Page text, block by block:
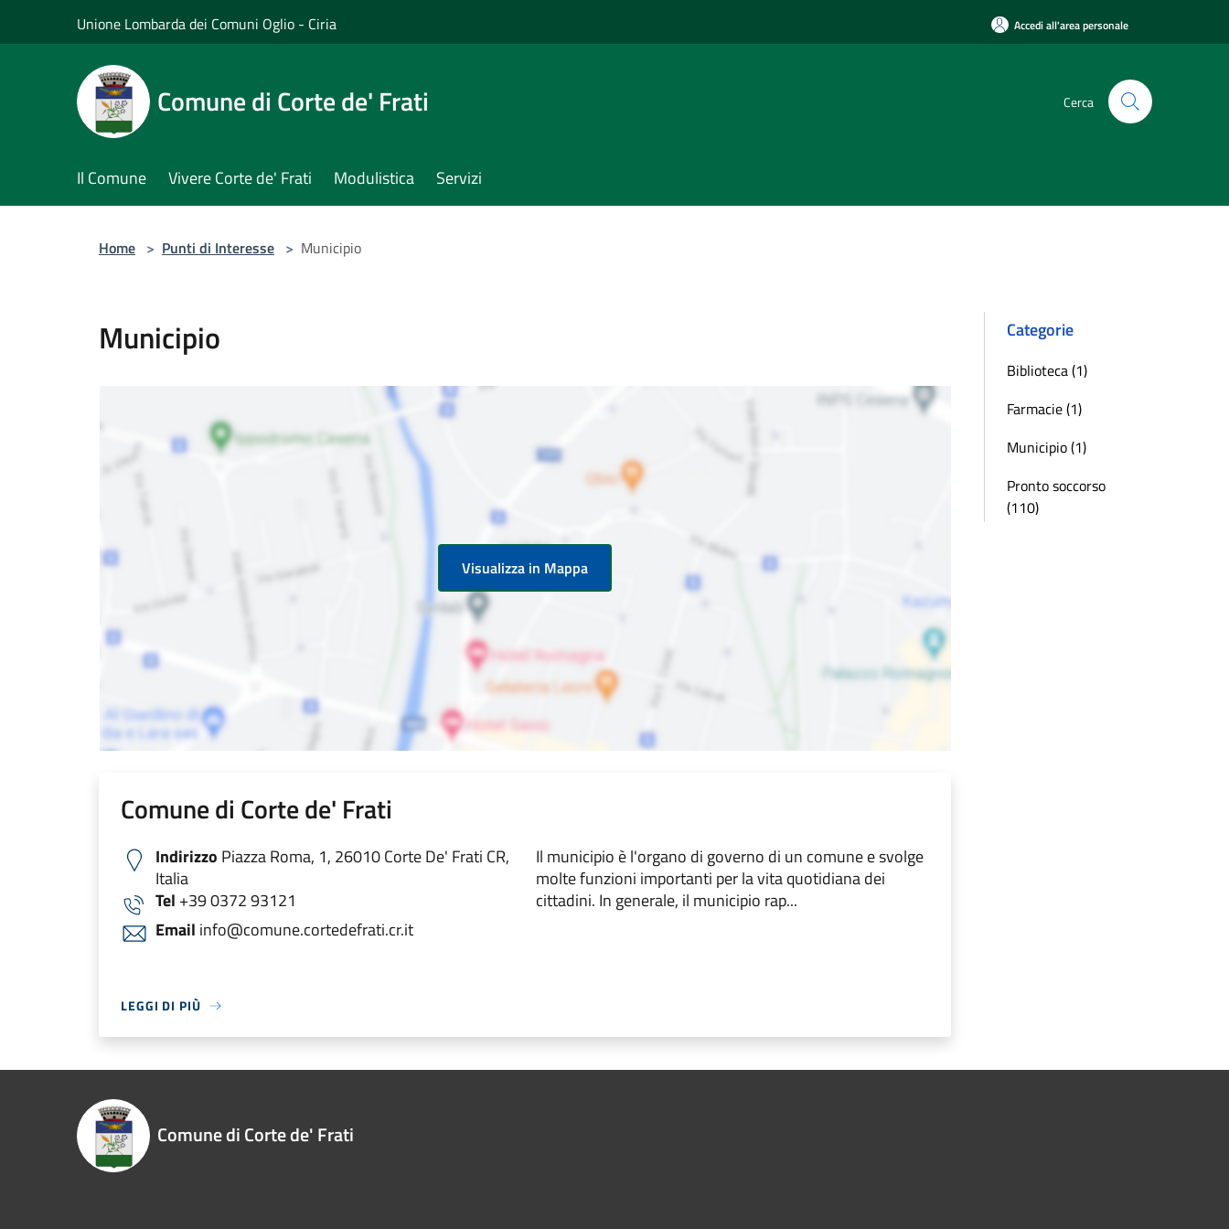
Unione Lombarda dei Comuni Oglio - Ciria Accedi all'area personale
Comune di Corte de' Frati Cerca
Il Comune Vivere Corte de' Frati Modulistica Servizi
Home > Punti di Interesse > Municipio
Municipio
Visualizza in Mappa
Comune di Corte de' Frati
Indirizzo Piazza Roma, 1, 26010 Corte De' Frati CR,
Italia
Tel +39 0372 93121
Email info@comune.cortedefrati.cr.it
Il municipio è l'organo di governo di un comune e svolge
molte funzioni importanti per la vita quotidiana dei
cittadini. In generale, il municipio rap...
LEGGI DI PIÙ
Categorie
Biblioteca (1)
Farmacie (1)
Municipio (1)
Pronto soccorso
(110)
Comune di Corte de' Frati